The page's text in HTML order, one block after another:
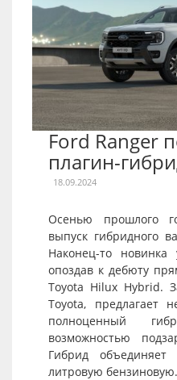
Ford Ranger
плагин-
18.09.2024
Осенью прошлого
выпуск гибридного
Наконец-то новинка
опоздав к дебюту
Toyota Hilux Hybrid.
Toyota, предлагает
полноценный
возможностью
Гибрид
литровую